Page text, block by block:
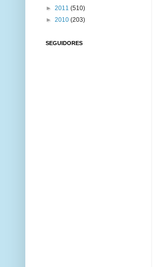
► 2011 (510)
► 2010 (203)
SEGUIDORES